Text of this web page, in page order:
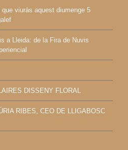
viuràs aquest diumenge 5
a Lleida: de la Fira de Nuvis
DISSENY FLORAL
RIBES, CEO DE LLIGABOSC